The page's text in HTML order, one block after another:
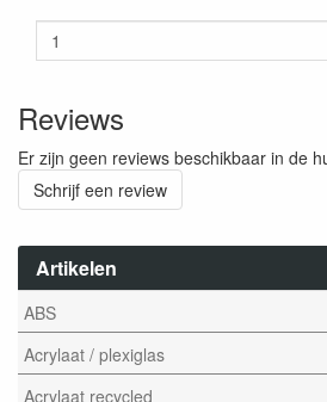
Artikelen
ABS
Acrylaat / plexiglas
Acrylaat recycled
Reviews
Er zijn geen reviews beschikbaar in de
Schrijf een review